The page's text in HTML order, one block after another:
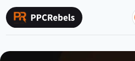
Перейти
содержимому